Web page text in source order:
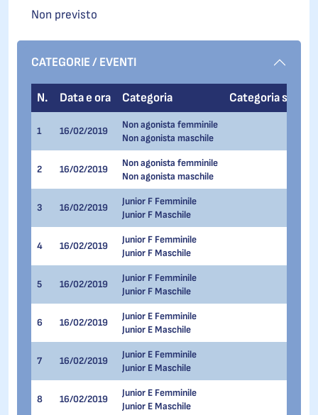
Non previsto
CATEGORIE / EVENTI
N. Data e ora Categoria Categoria sq.
1 16/02/2019
Non agonista femminile
Non agonista maschile
2 16/02/2019
Non agonista femminile
Non agonista maschile
3 16/02/2019
Junior F Femminile
Junior F Maschile
4 16/02/2019
Junior F Femminile
Junior F Maschile
5 16/02/2019
Junior F Femminile
Junior F Maschile
6 16/02/2019
Junior E Femminile
Junior E Maschile
7 16/02/2019
Junior E Femminile
Junior E Maschile
8 16/02/2019
Junior E Femminile
Junior E Maschile